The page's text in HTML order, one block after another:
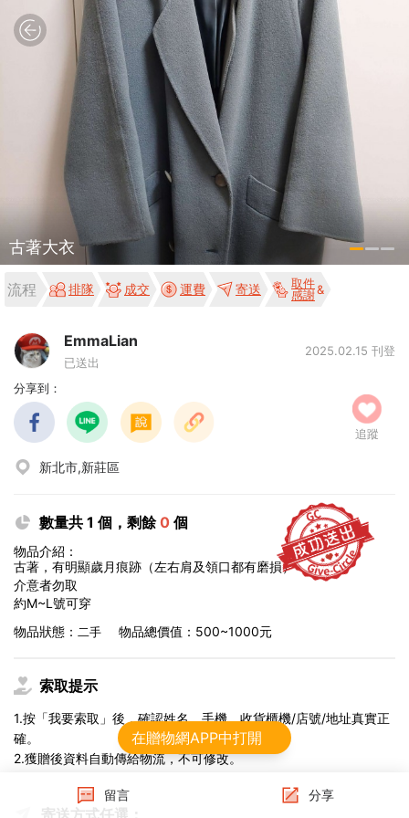
古著大衣
流程 排隊 成交 運費 寄送
取件
感謝
EmmaLian
已送出
2025.02.15 刊登
分享到：
追蹤
新北市,新莊區
數量共 1 個，剩餘0 個
物品介紹：
古著，有明顯歲月痕跡（左右肩及領口都有磨損）
介意者勿取
約M~L號可穿
物品狀態： 二手 物品總價值：500~1000元
索取提示
1.按「我要索取」後，確認姓名、手機、收貨櫃機/店號/地址真實正
確。
2.獲贈後資料自動傳給物流，不可修改。
寄送方式任選：
留言 分享
在贈物網APP中打開